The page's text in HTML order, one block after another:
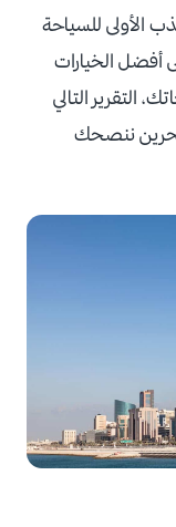
الأولى للسياحة
أفضل الخيارات
التقرير التالي
في البحرين ننصحك